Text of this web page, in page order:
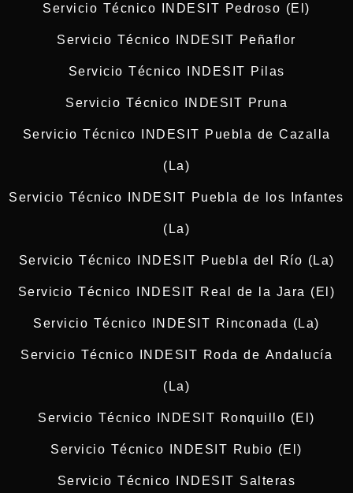
Servicio Técnico INDESIT Pedroso (El)
Servicio Técnico INDESIT Peñaflor
Servicio Técnico INDESIT Pilas
Servicio Técnico INDESIT Pruna
Servicio Técnico INDESIT Puebla de Cazalla
(La)
Servicio Técnico INDESIT Puebla de los Infantes
(La)
Servicio Técnico INDESIT Puebla del Río (La)
Servicio Técnico INDESIT Real de la Jara (El)
Servicio Técnico INDESIT Rinconada (La)
Servicio Técnico INDESIT Roda de Andalucía
(La)
Servicio Técnico INDESIT Ronquillo (El)
Servicio Técnico INDESIT Rubio (El)
Servicio Técnico INDESIT Salteras